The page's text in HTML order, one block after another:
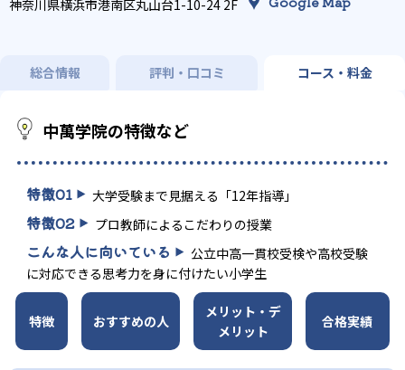
神奈川県横浜市港南区丸山台1-10-24 2F
総合情報 評判・口コミ コース・料金
中萬学院の特徴など
特徴01 大学受験まで見据える「12年指導」
特徴02 プロ教師によるこだわりの授業
こんな人に向いている
公立中高一貫校受検や高校受験
に対応できる思考力を身に付けたい小学生
特徴 おすすめの人
メリット・デ
メリット
合格実績